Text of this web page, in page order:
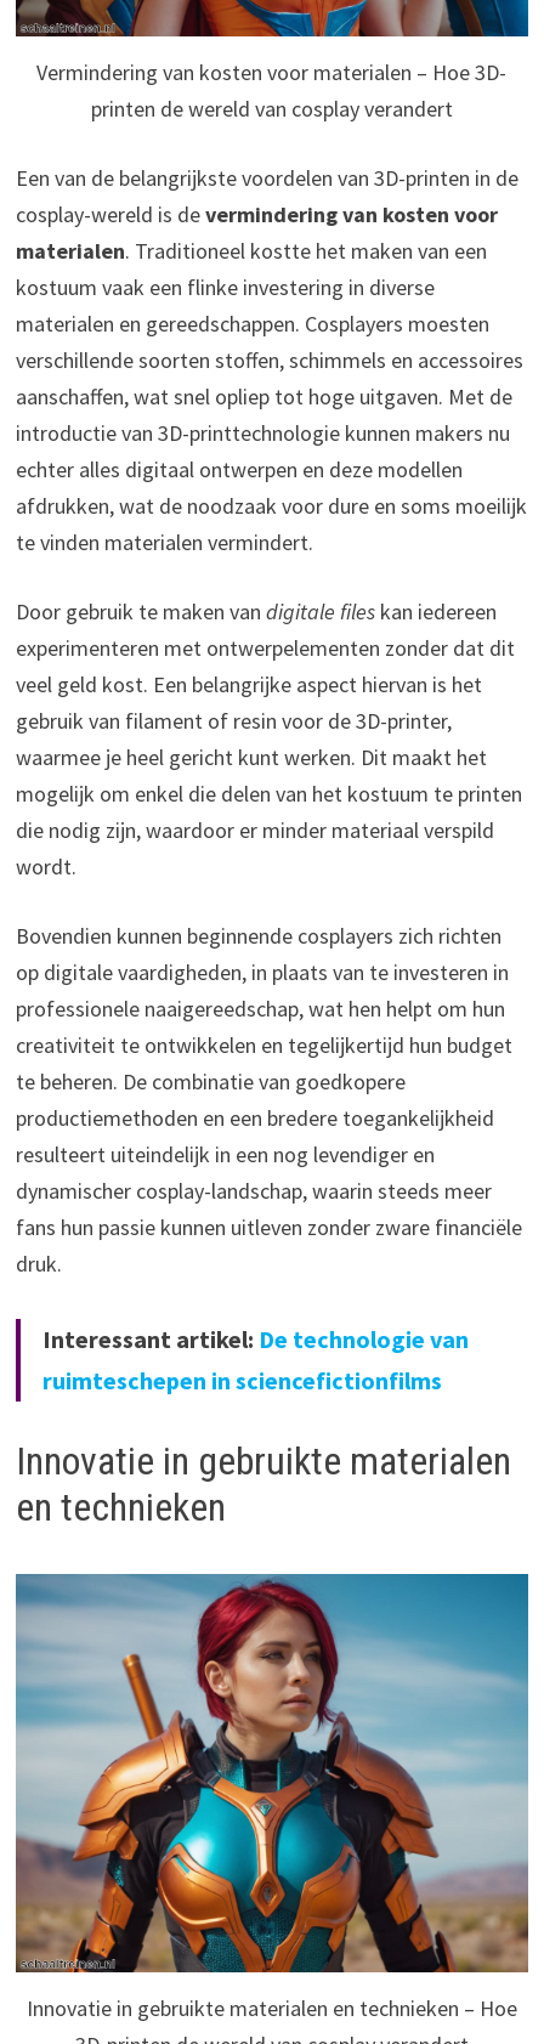
Vermindering van kosten voor materialen – Hoe 3D-
printen de wereld van cosplay verandert
Een van de belangrijkste voordelen van 3D-printen in de
cosplay-wereld is devermindering van kosten voor
materialen. Traditioneel kostte het maken van een
kostuum vaak een flinke investering in diverse
materialen en gereedschappen. Cosplayers moesten
verschillende soorten stoffen, schimmels en accessoires
aanschaffen, wat snel opliep tot hoge uitgaven. Met de
introductie van 3D-printtechnologie kunnen makers nu
echter alles digitaal ontwerpen en deze modellen
afdrukken, wat de noodzaak voor dure en soms moeilijk
te vinden materialen vermindert.
Door gebruik te maken van digitale fileskan iedereen
experimenteren met ontwerpelementen zonder dat dit
veel geld kost. Een belangrijke aspect hiervan is het
gebruik van filament of resin voor de 3D-printer,
waarmee je heel gericht kunt werken. Dit maakt het
mogelijk om enkel die delen van het kostuum te printen
die nodig zijn, waardoor er minder materiaal verspild
wordt.
Bovendien kunnen beginnende cosplayers zich richten
op digitale vaardigheden, in plaats van te investeren in
professionele naaigereedschap, wat hen helpt om hun
creativiteit te ontwikkelen en tegelijkertijd hun budget
te beheren. De combinatie van goedkopere
productiemethoden en een bredere toegankelijkheid
resulteert uiteindelijk in een nog levendiger en
dynamischer cosplay-landschap, waarin steeds meer
fans hun passie kunnen uitleven zonder zware financiële
druk.
Interessant artikel: De technologie van
ruimteschepen in sciencefictionfilms
Innovatie in gebruikte materialen
en technieken
Innovatie in gebruikte materialen en technieken – Hoe